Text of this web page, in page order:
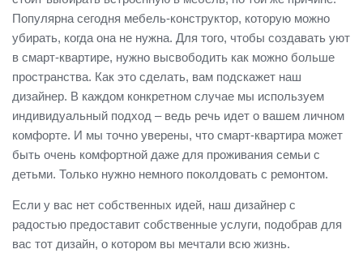
Популярна сегодня мебель-конструктор, которую можно
убирать, когда она не нужна. Для того, чтобы создавать уют
в смарт-квартире, нужно высвободить как можно больше
пространства. Как это сделать, вам подскажет наш
дизайнер. В каждом конкретном случае мы используем
индивидуальный подход – ведь речь идет о вашем личном
комфорте. И мы точно уверены, что смарт-квартира может
быть очень комфортной даже для проживания семьи с
детьми. Только нужно немного поколдовать с ремонтом.
Если у вас нет собственных идей, наш дизайнер с
радостью предоставит собственные услуги, подобрав для
вас тот дизайн, о котором вы мечтали всю жизнь.